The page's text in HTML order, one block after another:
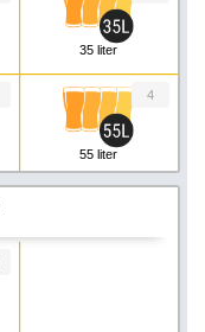
35 liter
55 liter
4